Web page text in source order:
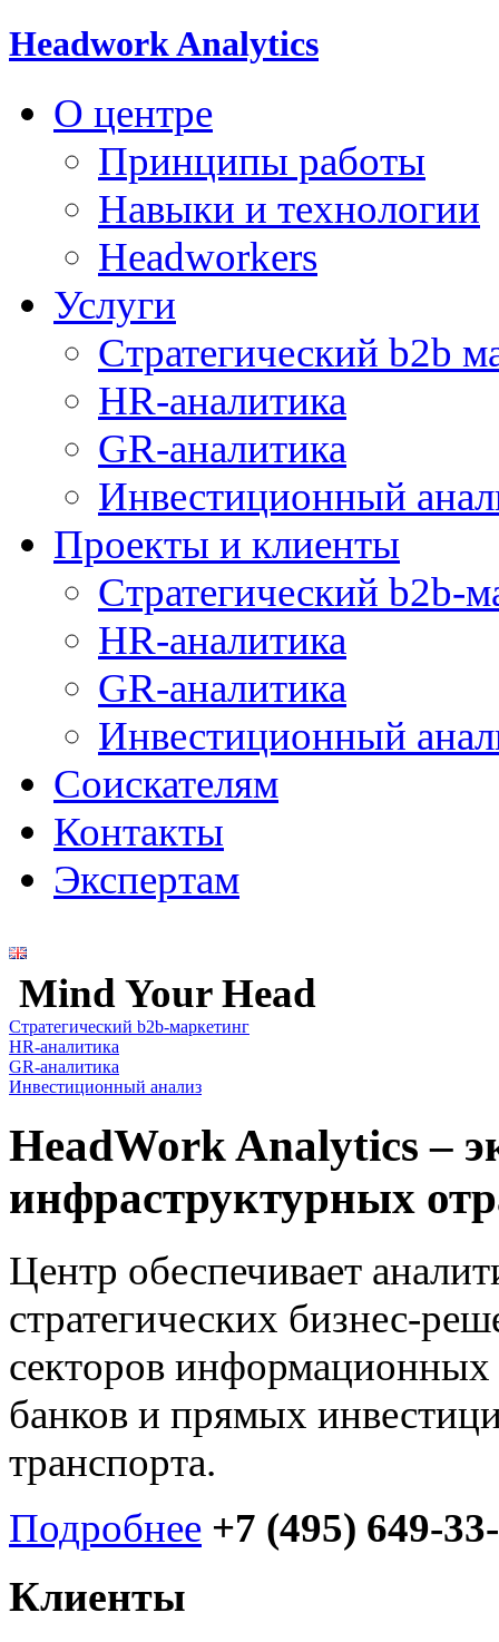
Headwork Analytics
О центре
Принципы работы
Навыки и технологии
Headworkers
Услуги
Стратегический b2b
HR-аналитика
GR-аналитика
Инвестиционный
Проекты и клиенты
Стратегический b2b-
HR-аналитика
GR-аналитика
Инвестиционный
Соискателям
Контакты
Экспертам
Mind Your Head
Стратегический b2b-маркетинг
HR-аналитика
GR-аналитика
Инвестиционный анализ
HeadWork Analytics –
инфраструктурных
Центр обеспечивает
стратегических бизнес-
секторов
банков и прямых
транспорта.
Подробнее +7 (495) 649-
Клиенты